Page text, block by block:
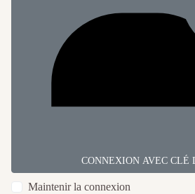
CONNEXION AVEC CLÉ
Maintenir la connexion